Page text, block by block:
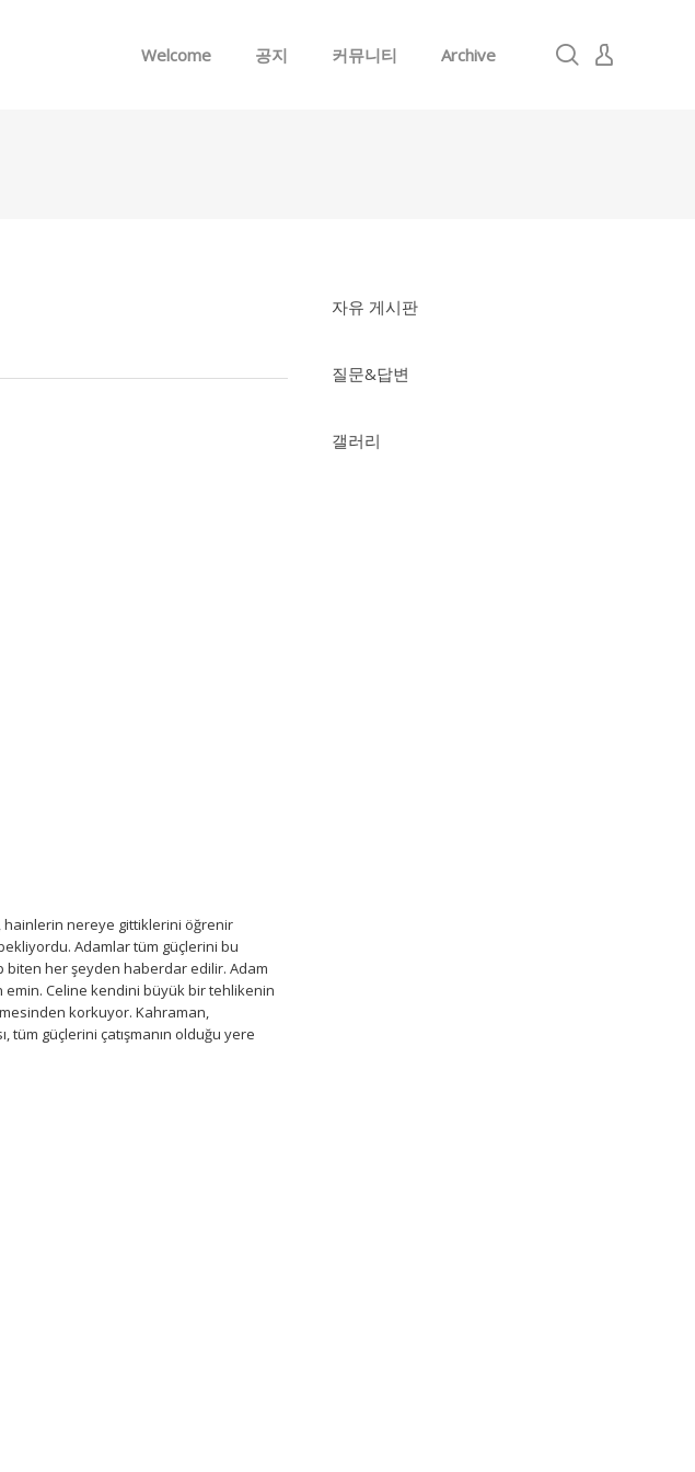
Welcome 공지 커뮤니티 Archive
자유 게시판
질문&답변
갤러리
hainlerin nereye gittiklerini öğrenir
Adamlar tüm güçlerini bu
biten her şeyden haberdar edilir. Adam
emin. Celine kendini büyük bir tehlikenin
korkuyor. Kahraman,
tüm güçlerini çatışmanın olduğu yere